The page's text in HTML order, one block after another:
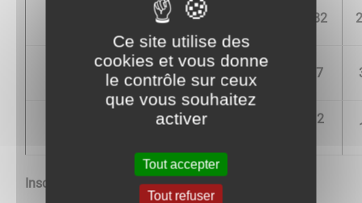
Mme Valérie BOUCHARD
M. Hubert BRIGAND
43,82
Mme Danielle GUTIERREZ
M. Georges VAYROU
3,37
Mme Stéphanie LADDE
1.12
Inscrits : 89
Ce site utilise des
cookies et vous donne
le contrôle sur ceux
que vous souhaitez
activer
Tout accepter
Tout refuser